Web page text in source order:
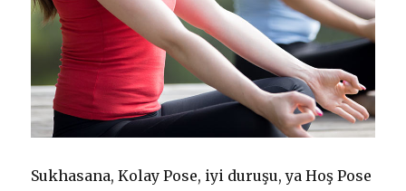
Sukhasana, Kolay Pose, iyi duruşu, ya Hoş Pose